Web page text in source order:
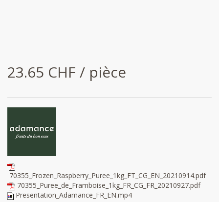
23.65 CHF / pièce
70355_Frozen_Raspberry_Puree_1kg_FT_CG_EN_20210914.pdf
70355_Puree_de_Framboise_1kg_FR_CG_FR_20210927.pdf
Presentation_Adamance_FR_EN.mp4